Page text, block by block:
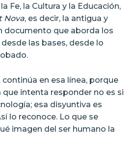
Fe, la Cultura y la Educación,
Nova, es decir, la antigua y
documento que aborda los
las bases, desde lo
continúa en esa línea, porque
que intenta responder no es si
esa disyuntiva es
lo reconoce. Lo que se
imagen del ser humano la